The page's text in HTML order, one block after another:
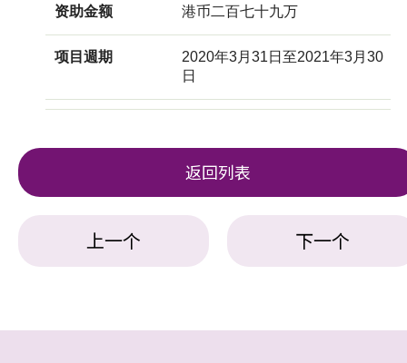
资助金额 港币二百七十九万
项目週期
2020年3月31日至2021年3月30
日
返回列表
上一个 下一个